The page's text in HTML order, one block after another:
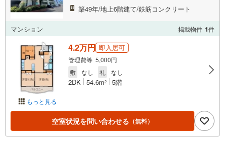
築49年/地上6階建て/鉄筋コンクリート
マンション 掲載物件 1件
もっと見る
4.2万円 即入居可
管理費等 5,000円
敷
なし 礼 なし
2DK 54.6m2 5階
空室状況を問い合わせる （無料）